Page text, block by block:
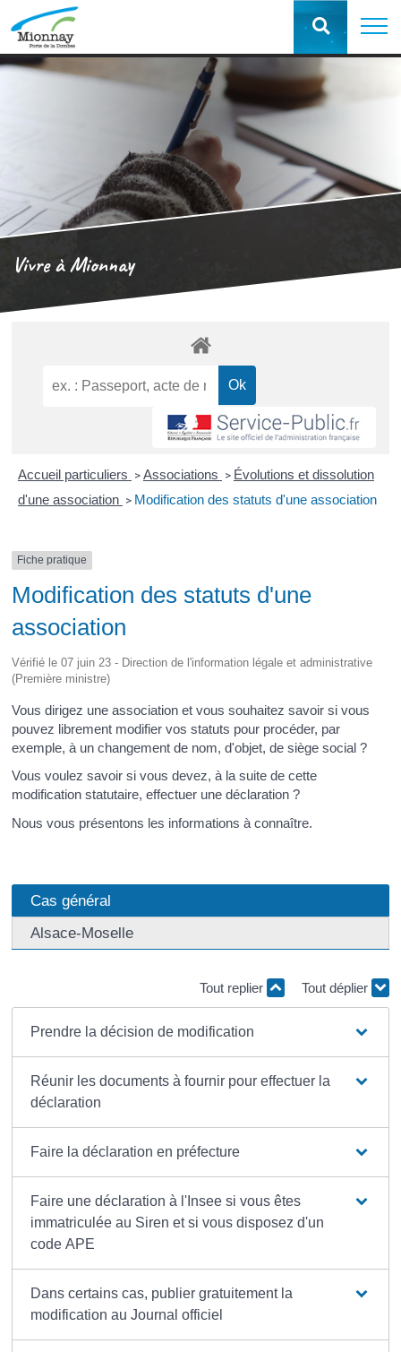
Vivre à Mionnay
Accueil particuliers > Associations > Évolutions et dissolution
d'une association > Modification des statuts d'une association
Fiche pratique
Modification des statuts d'une
association
Vérifié le 07 juin 23 - Direction de l'information légale et administrative
(Première ministre)
Vous dirigez une association et vous souhaitez savoir si vous
pouvez librement modifier vos statuts pour procéder, par
exemple, à un changement de nom, d'objet, de siège social ?
Vous voulez savoir si vous devez, à la suite de cette
modification statutaire, effectuer une déclaration ?
Nous vous présentons les informations à connaître.
Cas général
Alsace-Moselle
Tout replier Tout déplier
Prendre la décision de modification
Réunir les documents à fournir pour effectuer la
déclaration
Faire la déclaration en préfecture
Faire une déclaration à l'Insee si vous êtes
immatriculée au Siren et si vous disposez d'un
code APE
Dans certains cas, publier gratuitement la
modification au Journal officiel